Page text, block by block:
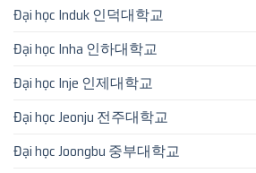
Đại học Induk 인덕대학교
Đại học Inha 인하대학교
Đại học Inje 인제대학교
Đại học Jeonju 전주대학교
Đại học Joongbu 중부대학교